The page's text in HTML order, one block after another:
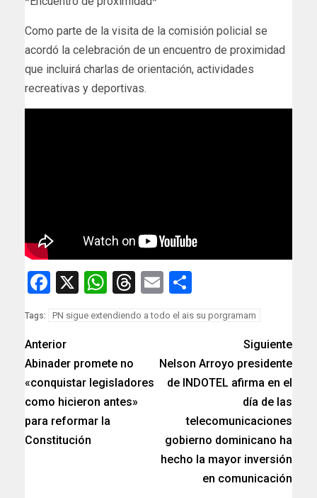
Como parte de la visita de la comisión policial se
acordó la celebración de un encuentro de proximidad
que incluirá charlas de orientación, actividades
recreativas y deportivas.
Facebook
X WhatsApp
Threads
Email
Tags: PN sigue extendiendo a todo el ais su porgramam
Anterior
Abinader promete no
«conquistar legisladores
como hicieron antes»
para reformar la
Constitución
Siguiente
Nelson Arroyo presidente
de INDOTEL afirma en el
día de las
telecomunicaciones
gobierno dominicano ha
hecho la mayor inversión
en comunicación